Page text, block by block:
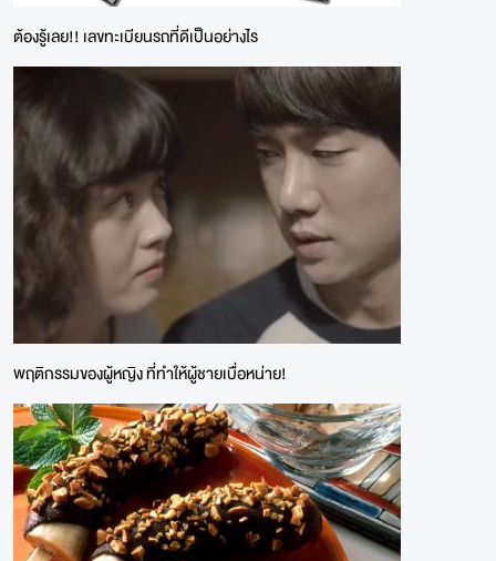
ต้องรู้เลย!! เลขทะเบียนรถที่ดีเป็นอย่างไร
พฤติกรรมของผู้หญิง ที่ทำให้ผู้ชายเบื่อหน่าย!